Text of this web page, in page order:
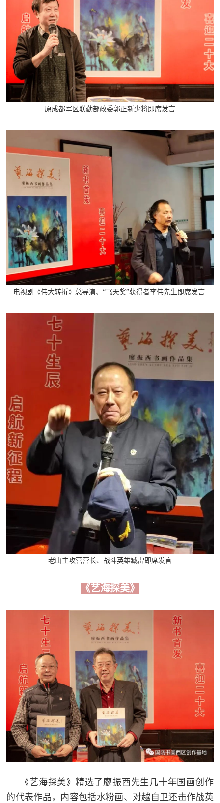
原成都军区联勤部政委郭正新少将即席发言
电视剧《伟大转折》总导演、“飞天奖”获得者李伟先生即席发言
老山主攻营营长、战斗英雄臧雷即席发言
《艺海探美》
《艺海探美》精选了廖振西先生几十年国画创作
的代表作品，内容包括水粉画、对越自卫还击作战英